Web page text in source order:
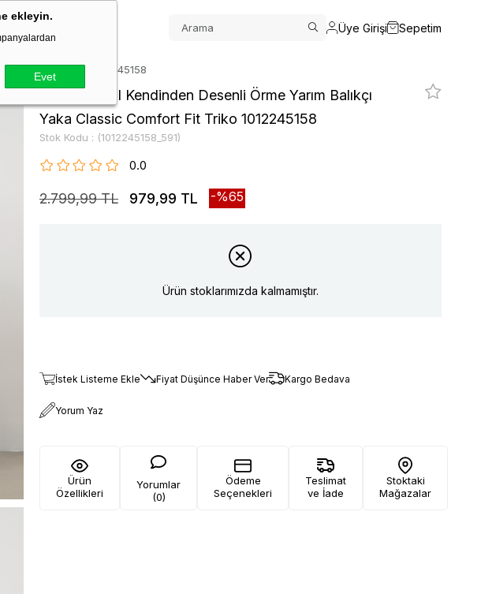
ekleyin.
Evet
Üye Girişi Sepetim
Comfort Fit Triko 1012245158
Bej Uzun Kol Kendinden Desenli Örme Yarım Balıkçı
Yaka Classic Comfort Fit Triko 1012245158
Stok Kodu (1012245158_591)
0.0
2.799,99 TL 979,99 TL 65
Ürün stoklarımızda kalmamıştır.
İstek Listeme Ekle Fiyat Düşünce Haber Ver Kargo Bedava
Yorum Yaz
Ürün
Özellikleri
Yorumlar
(0)
Ödeme
Seçenekleri
Teslimat
ve İade
Stoktaki
Mağazalar